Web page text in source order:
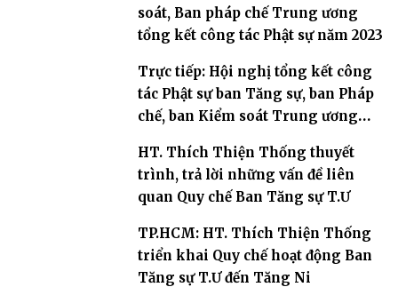
soát, Ban pháp chế Trung ương
tổng kết công tác Phật sự năm 2023
Trực tiếp: Hội nghị tổng kết công
tác Phật sự ban Tăng sự, ban Pháp
chế, ban Kiểm soát Trung ương
TP.HCM
HT. Thích Thiện Thống thuyết
trình, trả lời những vấn đề liên
quan Quy chế Ban Tăng sự T.Ư
TP.HCM: HT. Thích Thiện Thống
triển khai Quy chế hoạt động Ban
Tăng sự T.Ư đến Tăng Ni